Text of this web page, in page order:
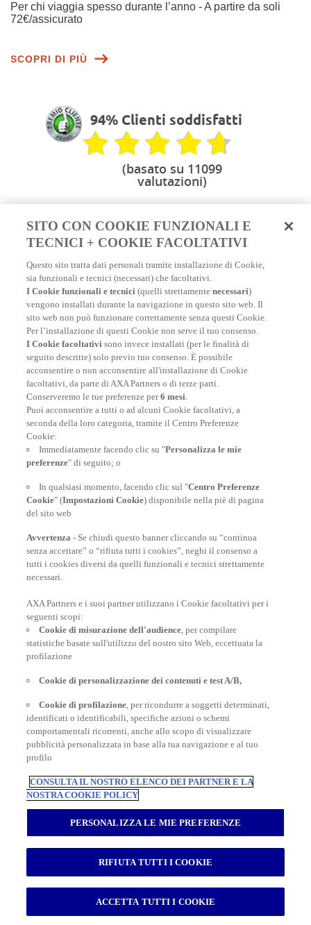
Per chi viaggia spesso durante l’anno - A partire da soli
72€/assicurato
SCOPRI DI PIÙ
94% Clienti soddisfatti
(basato su 11099
valutazioni)
Scopri tutti i nostri consigli e le informazioni
pratiche che ti permetteranno di viaggiare
serenamente con la tua assicurazione di
viaggio in tutto il mondo.
Per destinazione: Viaggio in Vietnam|Viaggio in
Russia|Repubblica Dominicana: la nostra guida di
viaggio|Oman: la nostra guida di viaggio|Vacanze in
Italia: (ri)scopri il Bel paese |Viaggio in Thailandia
Viaggiare in Giappone|Islanda: la nostra guida di
viaggio | Guida di viaggio Emirati Arabi Uniti
Rica: la nostra guida di viaggio
Organizzare un viaggio
a Singapore
VACANZE 2021|Viaggiare on-line da casa|
vacanze in mare aperto
a viaggiare?| |Top 16 delle destinazioni per il 2021
Turismo sostenibile|
comfort della classe affari|Ecco 8 idee per festeggiare il
Capodanno con stile|Vacanze alternative|Viaggi di
Lusso
POLIZZE VIAGGIO
INFORMAZIONI UTILI
Inter Partner Assistance S.A. Compagnia di Assicurazioni e Riassicurazioni
Tel.06/42118.1 Sede legale Bruxelles – 7, Boulevard du Régent – Capitale
sociale € 180.702.613,00 interamente versato – Gruppo AXA Partners N.
Iscrizione all’Albo Imprese di Assicurazioni e Riassicurazioni I.00014 -
Autorizzazione Ministeriale n. 19662 del 19.10.1993 Registro delle Imprese di
Roma RM – Numero REA 792129 - Part. I.V.A. 04673941003 - Cod. Fisc.
03420940151
AXA Schengen Insurance|AXA Seguros y asistencia en viajes
SITO CON COOKIE FUNZIONALI E
TECNICI + COOKIE FACOLTATIVI
Questo sito tratta dati personali tramite installazione di Cookie,
sia funzionali e tecnici (necessari) che facoltativi.
I Cookie funzionali e tecnici (quelli strettamentenecessari)
vengono installati durante la navigazione in questo sito web. Il
sito web non può funzionare correttamente senza questi Cookie.
Per l’installazione di questi Cookie non serve il tuo consenso.
I Cookie facoltativi sono invece installati (per le finalità di
seguito descritte) solo previo tuo consenso. È possibile
acconsentire o non acconsentire all'installazione di Cookie
facoltativi, da parte di AXA Partners o di terze parti.
Conserveremo le tue preferenze per6 mesi.
Puoi acconsentire a tutti o ad alcuni Cookie facoltativi, a
seconda della loro categoria, tramite il Centro Preferenze
Cookie:
Immediatamente facendo clic su "Personalizza le mie
preferenze" di seguito; o
In qualsiasi momento, facendo clic sul "Centro Preferenze
Cookie" (Impostazioni Cookie) disponibile nella piè di pagina
del sito web
Avvertenza - Se chiudi questo banner cliccando su “continua
senza accettare” o “rifiuta tutti i cookies”, neghi il consenso a
tutti i cookies diversi da quelli funzionali e tecnici strettamente
necessari.
AXA Partners e i suoi partner utilizzano i Cookie facoltativi per i
seguenti scopi:
Cookie di misurazione dell'audience, per compilare
statistiche basate sull'utilizzo del nostro sito Web, eccettuata la
profilazione
Cookie di personalizzazione dei contenuti e test A/B,
Cookie di profilazione, per ricondurre a soggetti determinati,
identificati o identificabili, specifiche azioni o schemi
comportamentali ricorrenti, anche allo scopo di visualizzare
pubblicità personalizzata in base alla tua navigazione e al tuo
profilo
CONSULTA IL NOSTRO ELENCO DEI PARTNER E LA
NOSTRA COOKIE POLICY
PERSONALIZZA LE MIE PREFERENZE
RIFIUTA TUTTI I COOKIE
ACCETTA TUTTI I COOKIE